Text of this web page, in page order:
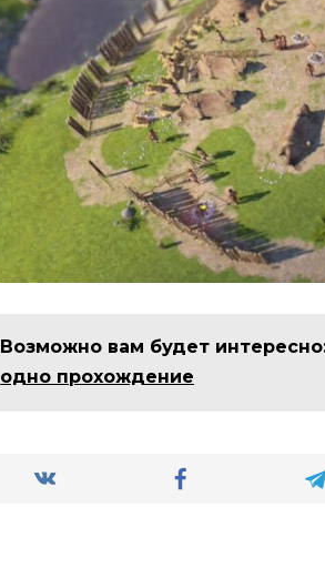
Возможно вам будет
одно прохождение